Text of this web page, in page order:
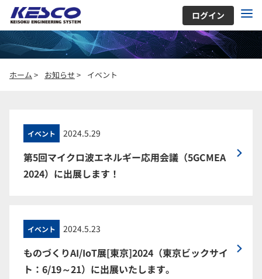
ログイン
ホーム > お知らせ > イベント
イベント 2024.5.29
第5回マイクロ波エネルギー応用会議（5GCMEA
2024）に出展します！
イベント 2024.5.23
ものづくりAI/IoT展[東京]2024（東京ビックサイ
ト：6/19～21）に出展いたします。